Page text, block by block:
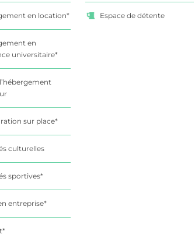
en location*
en
universitaire*
sur place*
culturelles
sportives*
entreprise*
Espace de détente